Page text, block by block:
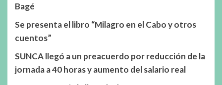
Bagé
Se presenta el libro “Milagro en el Cabo y otros
cuentos”
SUNCA llegó a un preacuerdo por reducción de la
jornada a 40 horas y aumento del salario real